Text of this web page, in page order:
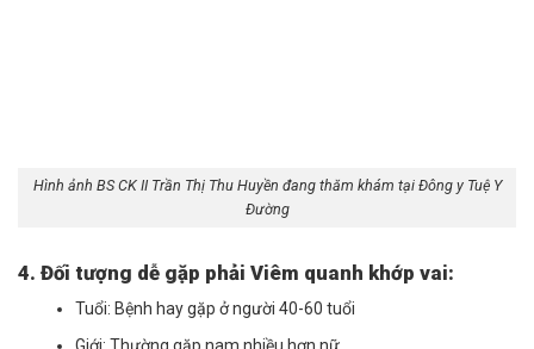
Hình ảnh BS CK II Trần Thị Thu Huyền đang thăm khám tại Đông y Tuệ Y
Đường
4. Đối tượng dễ gặp phải Viêm quanh khớp vai:
Tuổi: Bệnh hay gặp ở người 40-60 tuổi
Giới: Thường gặp nam nhiều hơn nữ